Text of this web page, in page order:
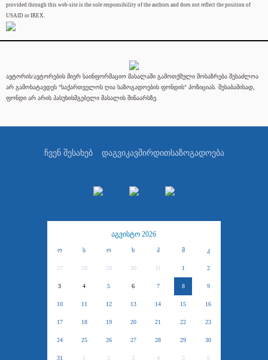
provided through this web-site is the sole responsibility of the authors and does not reflect the position of
USAID or IREX.
ავტორის/ავტორების მიერ საინფორმაციო მასალაში გამოთქმული მოსაზრება შესაძლოა
არ გამოხატავდეს "საქართველოს ღია საზოგადოების ფონდის" პოზიციას. შესაბამისად,
ფონდი არ არის პასუხისმგებელი მასალის შინაარსზე.
ჩვენ შესახებ დაგვიკავშირდითსაზოგადოება
აგვისტო 2026
ო ს ო ხ პ შ კ
27 28 29 30 31 1 2
3 4 5 6 7 8 9
10 11 12 13 14 15 16
17 18 19 20 21 22 23
24 25 26 27 28 29 30
31 1 2 3 4 5 6